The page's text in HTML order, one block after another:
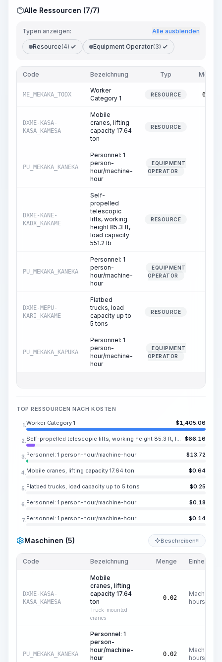
Alle Ressourcen (7/7)
Typen anzeigen: Alle ausblenden
Resource(4) Equipment Operator(3)
Code Bezeichnung Typ Menge
ME_MEKAKA_TODX
Worker
Category 1
RESOURCE 65.20
DXME-KASA-
KASA_KAMESA
Mobile
cranes, lifting
capacity 17.64
ton
RESOURCE
PU_MEKAKA_KANEKA
Personnel: 1
person-
hour/machine-
hour
EQUIPMENT
OPERATOR
DXME-KANE-
KADX_KAKAME
Self-
propelled
telescopic
lifts, working
height 85.3 ft,
load capacity
551.2 lb
RESOURCE
PU_MEKAKA_KANEKA
Personnel: 1
person-
hour/machine-
hour
EQUIPMENT
OPERATOR
DXME-MEPU-
KARI_KAKAME
Flatbed
trucks, load
capacity up to
5 tons
RESOURCE
PU_MEKAKA_KAPUKA
Personnel: 1
person-
hour/machine-
hour
EQUIPMENT
OPERATOR
TOP RESSOURCEN NACH KOSTEN
1. Worker Category 1 $1,405.06
2. Self-propelled telescopic lifts, working height 85.3 ft, load capacity 551.2 lb $66.16
3. Personnel: 1 person-hour/machine-hour $13.72
4. Mobile cranes, lifting capacity 17.64 ton $0.64
5. Flatbed trucks, load capacity up to 5 tons $0.25
6. Personnel: 1 person-hour/machine-hour $0.18
7. Personnel: 1 person-hour/machine-hour $0.14
Maschinen (5) Beschreiben KI
Code Bezeichnung Menge Einheit
DXME-KASA-
KASA_KAMESA
Mobile
cranes, lifting
capacity 17.64
ton
Truck-mounted
cranes
0.02
Machine
hours
PU_MEKAKA_KANEKA
Personnel: 1
person-
hour/machine-
hour
0.02
Machine
hours